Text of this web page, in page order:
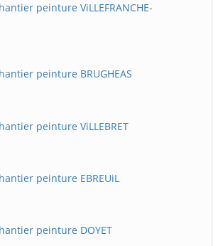
peinture ViLLEFRANCHE-
peinture BRUGHEAS
peinture ViLLEBRET
peinture EBREUiL
peinture DOYET